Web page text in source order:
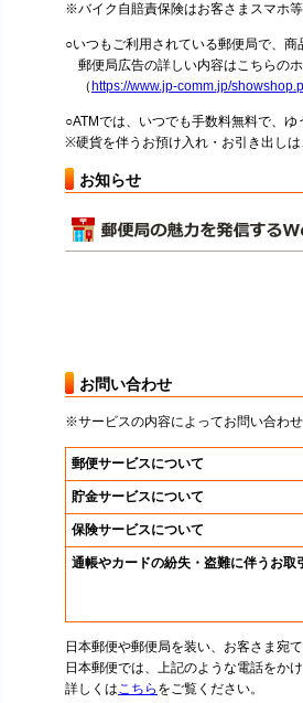
※バイク自賠責保険はお客さまスマホ
○いつもご利用されている郵便局で、
郵便局広告の詳しい内容はこちらの
（ https://www.jp-comm.jp/
○ATMでは、いつでも手数料無料で、
※硬貨を伴うお預け入れ・お引き出しは
お知らせ
お問い合わせ
※サービスの内容によってお問い合わ
郵便サービスについて
貯金サービスについて
保険サービスについて
通帳やカードの紛失・盗難に伴うお取
日本郵便や郵便局を装い、お客さま宛
日本郵便では、上記のような電話をか
詳しくはこちら をご覧ください。